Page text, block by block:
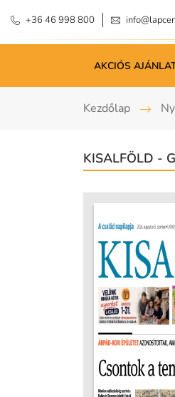
+36 46 998 800
AKCIÓS
Kezdőlap
KISALFÖLD -